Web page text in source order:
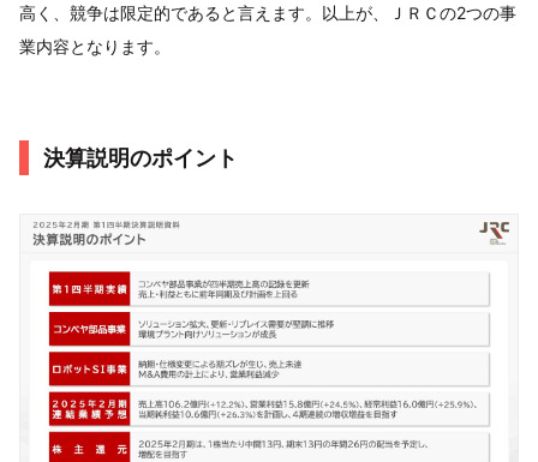
高く、競争は限定的であると言えます。以上が、ＪＲＣの2つの事
業内容となります。
決算説明のポイント